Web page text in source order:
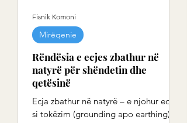
Rëndësia e ecjes zbathur në
natyrë për shëndetin dhe
qetësinë
Ecja zbathur në natyrë – e njohur edhe
si tokëzim (grounding apo earthing) –
Mirëqenie
Fisnik Komoni